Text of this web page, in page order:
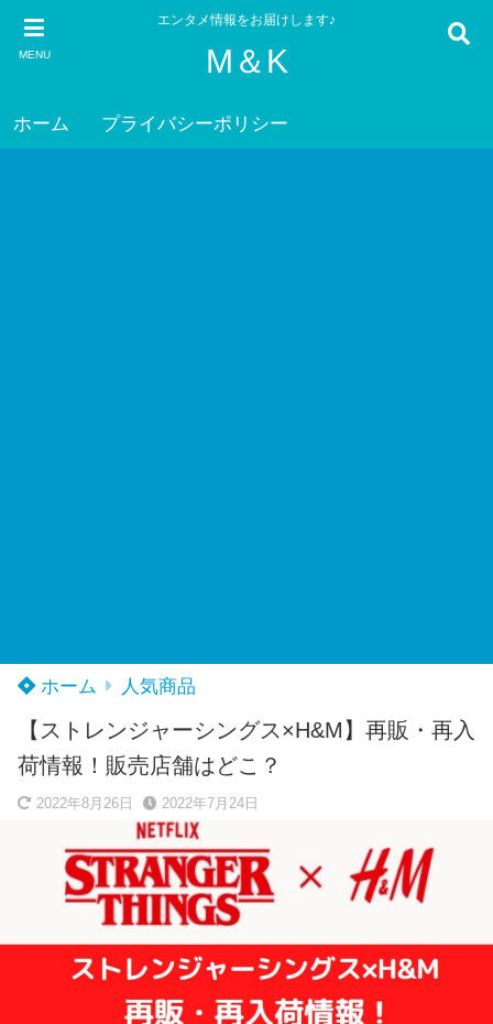
MENU
エンタメ情報をお届けします♪
M＆K
ホーム プライバシーポリシー
ホーム 人気商品
【ストレンジャーシングス×H&M】再販・再入
荷情報！販売店舗はどこ？
2022年8月26日 2022年7月24日